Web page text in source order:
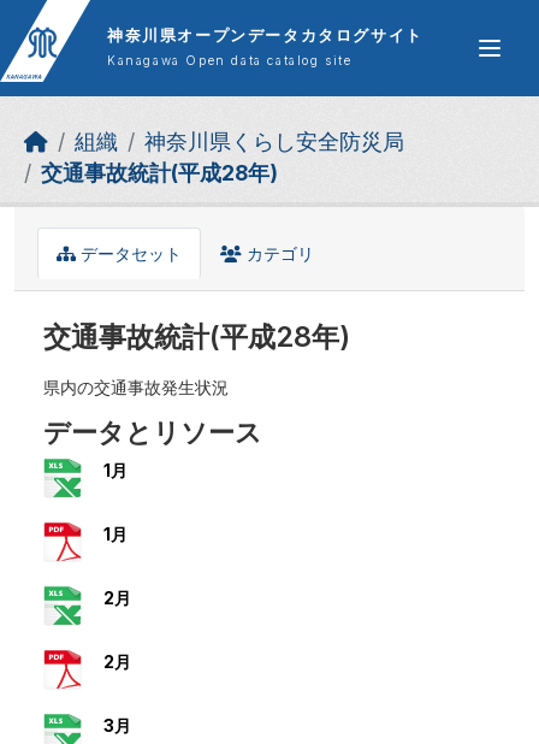
Skip to main content
神奈川県オープンデータカタログサイト
Kanagawa Open data catalog site
組織
神奈川県くらし安全防災局
交通事故統計(平成28年)
データセット カテゴリ
交通事故統計(平成28年)
県内の交通事故発生状況
データとリソース
1月
1月
2月
2月
3月